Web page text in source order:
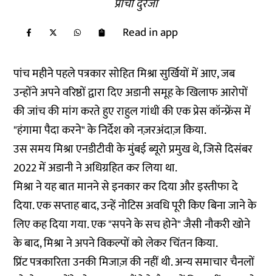
प्राची दुरेजा
Read in app
पांच महीने पहले पत्रकार सोहित मिश्रासुर्खियोंमें आए, जब
उन्होंने अपने वरिष्ठों द्वारा दिए अडानी समूह के खिलाफ आरोपों
की जांच की मांग करते हुए राहुल गांधी की एक प्रेस कॉन्फ्रेंस में
"हंगामा पैदा करने" के निर्देश को नज़रअंदाज़ किया.
उस समय मिश्रा एनडीटीवी के मुंबई ब्यूरो प्रमुख थे, जिसे दिसंबर
2022 में अडानी ने अधिग्रहित कर लिया था.
मिश्रा ने यह बात मानने से इनकार कर दिया और इस्तीफा दे
दिया. एक सप्ताह बाद, उन्हें नोटिस अवधि पूरी किए बिना जाने के
लिए कह दिया गया. एक "सपने के सच होने" जैसी नौकरी खोने
के बाद, मिश्रा ने अपने विकल्पों को लेकर चिंतन किया.
प्रिंट पत्रकारिता उनकी मिजाज़ की नहीं थी. अन्य समाचार चैनलों